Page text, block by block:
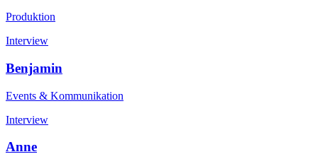
Produktion
Interview
Benjamin
Events & Kommunikation
Interview
Anne